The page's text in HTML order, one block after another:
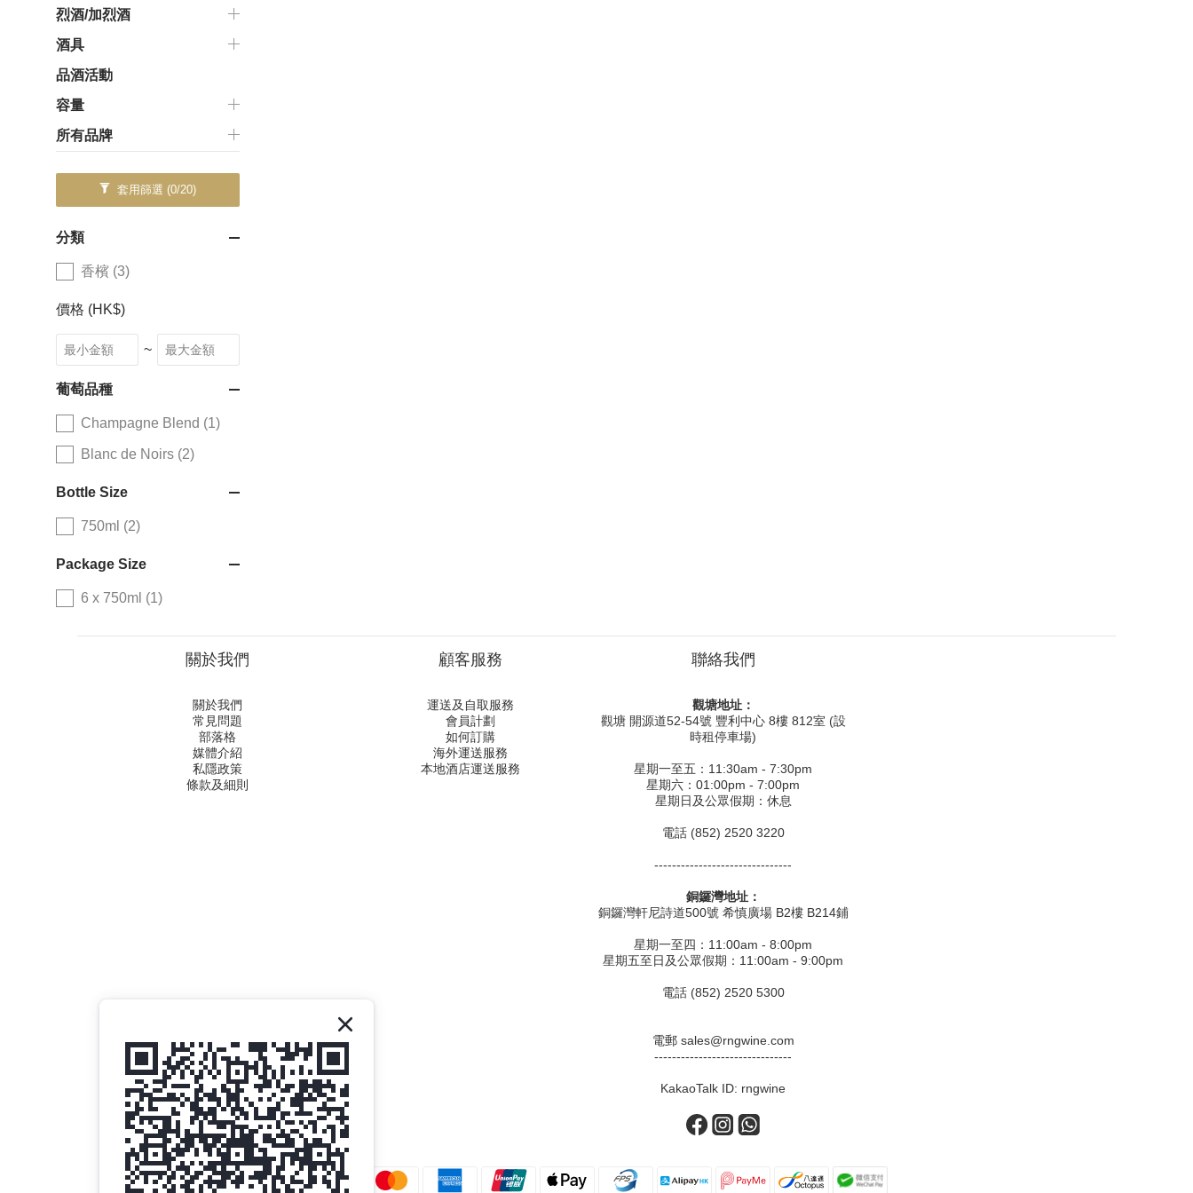
烈酒/加烈酒
酒具
品酒活動
容量
所有品牌
套用篩選 (0/20)
分類
香檳 (3)
價格 (HK$)
~
葡萄品種
Champagne Blend (1)
Blanc de Noirs (2)
Bottle Size
750ml (2)
Package Size
6 x 750ml (1)
關於我們
關於我們
常見問題
部落格
媒體介紹
私隱政策
條款及細則
顧客服務
運送及自取服務
會員計劃
如何訂購
海外運送服務
本地酒店運送服務
聯絡我們
觀塘地址：
觀塘 開源道52-54號 豐利中心 8樓 812室 (設
時租停車場)
星期一至五：11:30am - 7:30pm
星期六：01:00pm - 7:00pm
星期日及公眾假期：休息
電話 (852) 2520 3220
-------------------------------
銅鑼灣地址：
銅鑼灣軒尼詩道500號 希慎廣場 B2樓 B214鋪
星期一至四：11:00am - 8:00pm
星期五至日及公眾假期：11:00am - 9:00pm
電話 (852) 2520 5300
電郵 sales@rngwine.com
-------------------------------
KakaoTalk ID: rngwine